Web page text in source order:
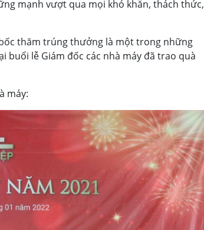
mạnh vượt qua mọi khó khăn, thách thức,
thăm trúng thưởng là một trong những
buổi lễ Giám đốc các nhà máy đã trao quà
máy: